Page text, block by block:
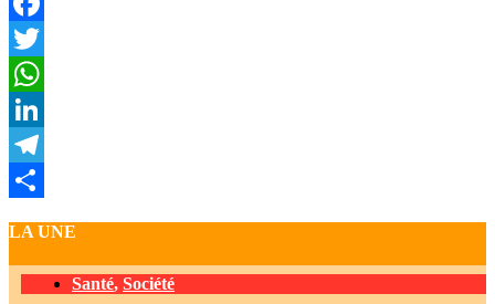
Facebook
Twitter
WhatsApp
LinkedIn
Telegram
LA UNE
Santé, Société